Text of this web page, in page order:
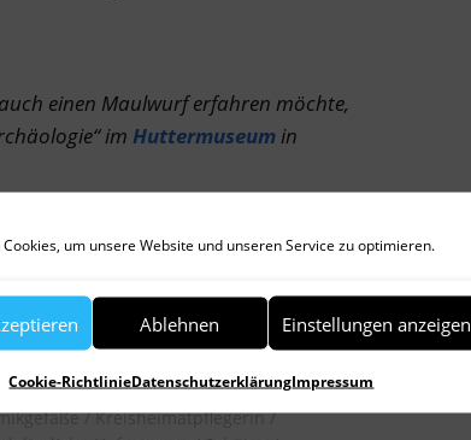
um unsere Website und unseren Service zu optimieren.
Ablehnen Einstellungen anzeigen
Cookie-RichtlinieDatenschutzerklärungImpressum
einen Maulwurf erfahren möchte,
im Huttermuseum in
buddeln
Denkmalschutzgesetz
Kreisheimatpflegerin